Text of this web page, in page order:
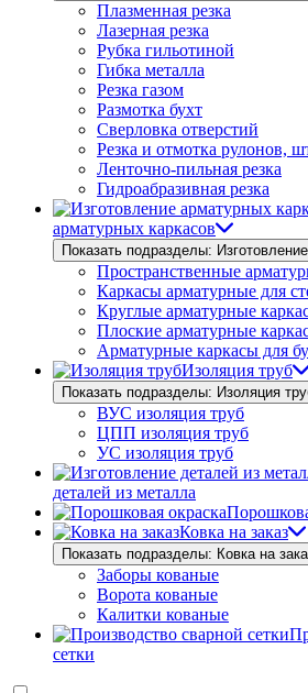
Плазменная резка
Лазерная резка
Рубка гильотиной
Гибка металла
Резка газом
Размотка бухт
Сверловка отверстий
Резка и отмотка рулонов,
Ленточно-пильная резка
Гидроабразивная резка
арматурных каркасов
Показать подразделы:
Пространственные
Каркасы арматурные для
Круглые арматурные
Плоские арматурные
Арматурные каркасы для
Изоляция труб
Показать подразделы: Изоляция
ВУС изоляция труб
ЦПП изоляция труб
УС изоляция труб
деталей из металла
Ковка на заказ
Показать подразделы: Ковка на
Заборы кованые
Ворота кованые
Калитки кованые
сетки